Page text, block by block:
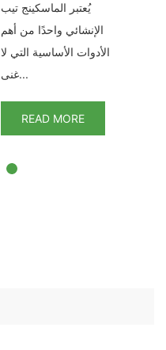
يُعتبر الماسكينج تيب
الإنشائي واحدًا من أهم
الأدوات الأساسية التي لا
غنى...
READ MORE